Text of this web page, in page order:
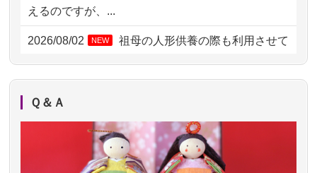
2026/08/02 06:46
2026/08/01 19:28 東京都の方からお申込み
2026/08/01 17:10 東京都の方からお申込み
2026/08/01 11:07
2026/07/31 17:28 栃木県の方からお申込み
2026/07/31 12:32 東京都の方からお申込み
えるのですが、...
2026/08/02 NEW
祖母の人形供養の際も利用させて
いただき安心感がある
供養の内容（料金や送り方等）がとて
も丁寧に説...
Ｑ＆Ａ